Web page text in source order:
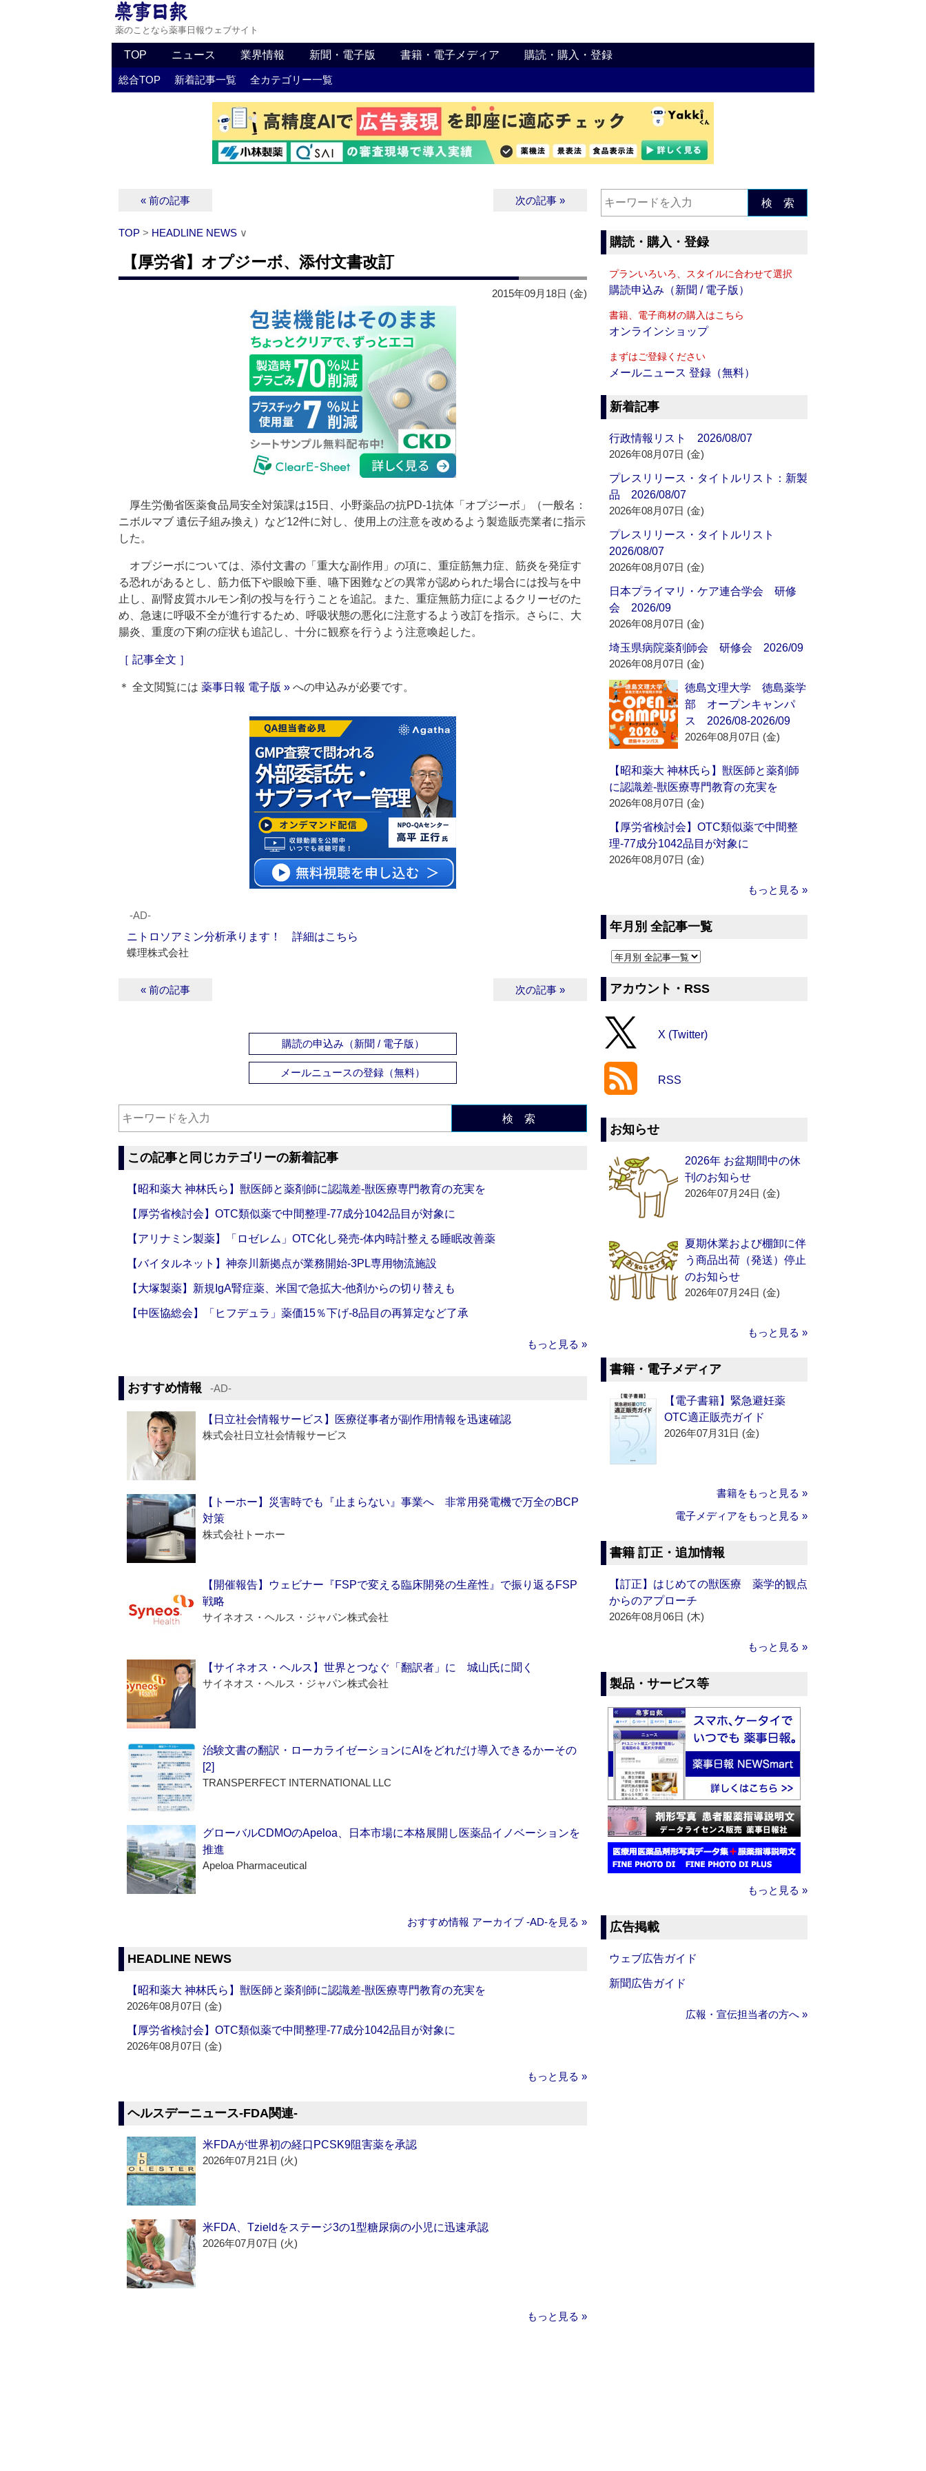
薬のことなら薬事日報ウェブサイト
TOP ニュース 業界情報 新聞・電子版 書籍・電子メディア 購読・購入・登録
総合TOP 新着記事一覧 全カテゴリー一覧
« 前の記事 次の記事 »
TOP > HEADLINE NEWS ∨
【厚労省】オプジーボ、添付文書改訂
2015年09月18日 (金)
厚生労働省医薬食品局安全対策課は15日、小野薬品の抗PD-1抗体「オプジーボ」（一般名：
ニボルマブ 遺伝子組み換え）など12件に対し、使用上の注意を改めるよう製造販売業者に指示
した。
オプジーボについては、添付文書の「重大な副作用」の項に、重症筋無力症、筋炎を発症す
る恐れがあるとし、筋力低下や眼瞼下垂、嚥下困難などの異常が認められた場合には投与を中
止し、副腎皮質ホルモン剤の投与を行うことを追記。また、重症無筋力症によるクリーゼのた
め、急速に呼吸不全が進行するため、呼吸状態の悪化に注意するよう改訂を指示。さらに、大
腸炎、重度の下痢の症状も追記し、十分に観察を行うよう注意喚起した。
［ 記事全文 ］
＊ 全文閲覧には 薬事日報 電子版 » への申込みが必要です。
‐AD‐
ニトロソアミン分析承ります！ 詳細はこちら
蝶理株式会社
« 前の記事 次の記事 »
購読の申込み（新聞 / 電子版）
メールニュースの登録（無料）
検 索
この記事と同じカテゴリーの新着記事
【昭和薬大 神林氏ら】獣医師と薬剤師に認識差‐獣医療専門教育の充実を
【厚労省検討会】OTC類似薬で中間整理‐77成分1042品目が対象に
【アリナミン製薬】「ロゼレム」OTC化し発売‐体内時計整える睡眠改善薬
【バイタルネット】神奈川新拠点が業務開始‐3PL専用物流施設
【大塚製薬】新規IgA腎症薬、米国で急拡大‐他剤からの切り替えも
【中医協総会】「ヒフデュラ」薬価15％下げ‐8品目の再算定など了承
もっと見る »
おすすめ情報 ‐AD‐
【日立社会情報サービス】医療従事者が副作用情報を迅速確認
株式会社日立社会情報サービス
【トーホー】災害時でも『止まらない』事業へ 非常用発電機で万全のBCP
対策
株式会社トーホー
【開催報告】ウェビナー『FSPで変える臨床開発の生産性』で振り返るFSP
戦略
サイネオス・ヘルス・ジャパン株式会社
【サイネオス・ヘルス】世界とつなぐ「翻訳者」に 城山氏に聞く
サイネオス・ヘルス・ジャパン株式会社
治験文書の翻訳・ローカライゼーションにAIをどれだけ導入できるかーその
[2]
TRANSPERFECT INTERNATIONAL LLC
グローバルCDMOのApeloa、日本市場に本格展開し医薬品イノベーションを
推進
Apeloa Pharmaceutical
おすすめ情報 アーカイブ ‐AD‐を見る »
HEADLINE NEWS
【昭和薬大 神林氏ら】獣医師と薬剤師に認識差‐獣医療専門教育の充実を
2026年08月07日 (金)
【厚労省検討会】OTC類似薬で中間整理‐77成分1042品目が対象に
2026年08月07日 (金)
もっと見る »
ヘルスデーニュース‐FDA関連‐
米FDAが世界初の経口PCSK9阻害薬を承認
2026年07月21日 (火)
米FDA、Tzieldをステージ3の1型糖尿病の小児に迅速承認
2026年07月07日 (火)
もっと見る »
検 索
購読・購入・登録
プランいろいろ、スタイルに合わせて選択
購読申込み（新聞 / 電子版）
書籍、電子商材の購入はこちら
オンラインショップ
まずはご登録ください
メールニュース 登録（無料）
新着記事
行政情報リスト 2026/08/07
2026年08月07日 (金)
プレスリリース・タイトルリスト：新製
品 2026/08/07
2026年08月07日 (金)
プレスリリース・タイトルリスト
2026/08/07
2026年08月07日 (金)
日本プライマリ・ケア連合学会 研修
会 2026/09
2026年08月07日 (金)
埼玉県病院薬剤師会 研修会 2026/09
2026年08月07日 (金)
徳島文理大学 徳島薬学
部 オープンキャンパ
ス 2026/08-2026/09
2026年08月07日 (金)
【昭和薬大 神林氏ら】獣医師と薬剤師
に認識差‐獣医療専門教育の充実を
2026年08月07日 (金)
【厚労省検討会】OTC類似薬で中間整
理‐77成分1042品目が対象に
2026年08月07日 (金)
もっと見る »
年月別 全記事一覧
アカウント・RSS
X (Twitter)
RSS
お知らせ
2026年 お盆期間中の休
刊のお知らせ
2026年07月24日 (金)
夏期休業および棚卸に伴
う商品出荷（発送）停止
のお知らせ
2026年07月24日 (金)
もっと見る »
書籍・電子メディア
【電子書籍】緊急避妊薬
OTC適正販売ガイド
2026年07月31日 (金)
書籍をもっと見る »
電子メディアをもっと見る »
書籍 訂正・追加情報
【訂正】はじめての獣医療 薬学的観点
からのアプローチ
2026年08月06日 (木)
もっと見る »
製品・サービス等
もっと見る »
広告掲載
ウェブ広告ガイド
新聞広告ガイド
広報・宣伝担当者の方へ »